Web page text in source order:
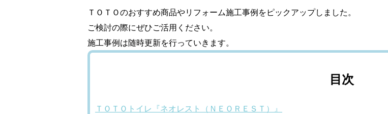
ＴＯＴＯのおすすめ商品やリフォーム施工事例をピックアップしました。
ご検討の際にぜひご活用ください。
施工事例は随時更新を行っていきます。
目次
ＴＯＴＯトイレ『ネオレスト（ＮＥＯＲＥＳＴ）』